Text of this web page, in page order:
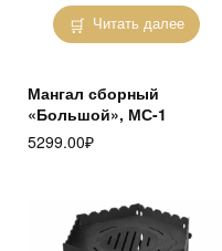
Читать далее
Мангал сборный
«Большой», МС-1
5299.00₽